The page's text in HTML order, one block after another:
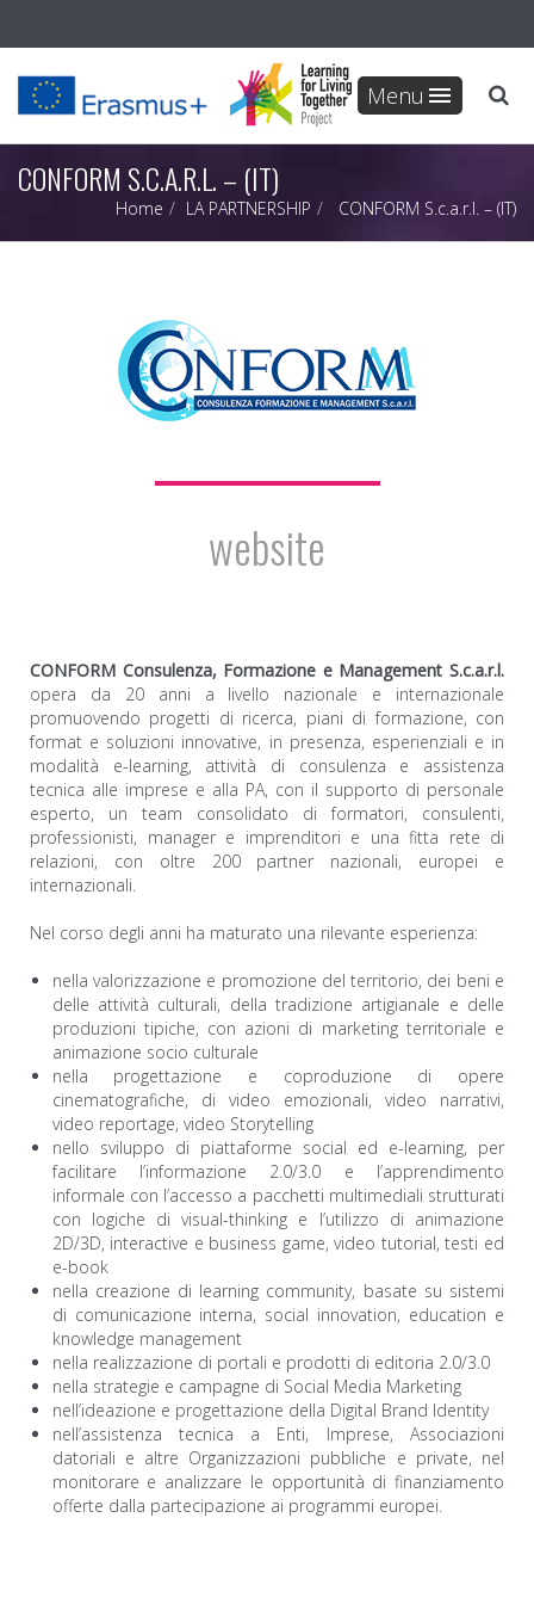
Menu
CONFORM S.C.A.R.L. – (IT)
Home LA PARTNERSHIP CONFORM S.c.a.r.l. – (IT)
website
CONFORM Consulenza, Formazione e Management S.c.a.r.l.
opera da 20 anni a livello nazionale e internazionale
promuovendo progetti di ricerca, piani di formazione, con
format e soluzioni innovative, in presenza, esperienziali e in
modalità e-learning, attività di consulenza e assistenza
tecnica alle imprese e alla PA, con il supporto di personale
esperto, un team consolidato di formatori, consulenti,
professionisti, manager e imprenditori e una fitta rete di
relazioni, con oltre 200 partner nazionali, europei e
internazionali.
Nel corso degli anni ha maturato una rilevante esperienza:
nella valorizzazione e promozione del territorio, dei beni e
delle attività culturali, della tradizione artigianale e delle
produzioni tipiche, con azioni di marketing territoriale e
animazione socio culturale
nella progettazione e coproduzione di opere
cinematografiche, di video emozionali, video narrativi,
video reportage, video Storytelling
nello sviluppo di piattaforme social ed e-learning, per
facilitare l’informazione 2.0/3.0 e l’apprendimento
informale con l’accesso a pacchetti multimediali strutturati
con logiche di visual-thinking e l’utilizzo di animazione
2D/3D, interactive e business game, video tutorial, testi ed
e-book
nella creazione di learning community, basate su sistemi
di comunicazione interna, social innovation, education e
knowledge management
nella realizzazione di portali e prodotti di editoria 2.0/3.0
nella strategie e campagne di Social Media Marketing
nell’ideazione e progettazione della Digital Brand Identity
nell’assistenza tecnica a Enti, Imprese, Associazioni
datoriali e altre Organizzazioni pubbliche e private, nel
monitorare e analizzare le opportunità di finanziamento
offerte dalla partecipazione ai programmi europei.